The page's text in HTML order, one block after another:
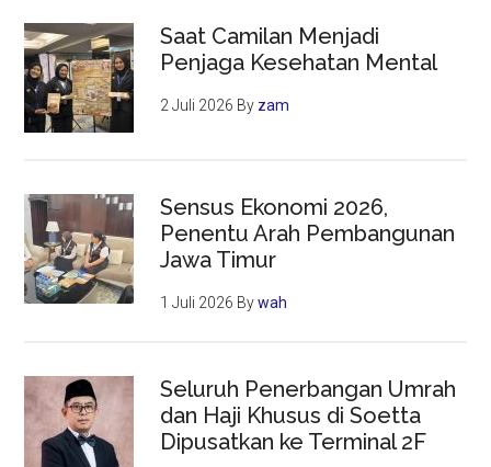
Saat Camilan Menjadi
Penjaga Kesehatan Mental
2 Juli 2026 By zam
Sensus Ekonomi 2026,
Penentu Arah Pembangunan
Jawa Timur
1 Juli 2026 Bywah
Seluruh Penerbangan Umrah
dan Haji Khusus di Soetta
Dipusatkan ke Terminal 2F